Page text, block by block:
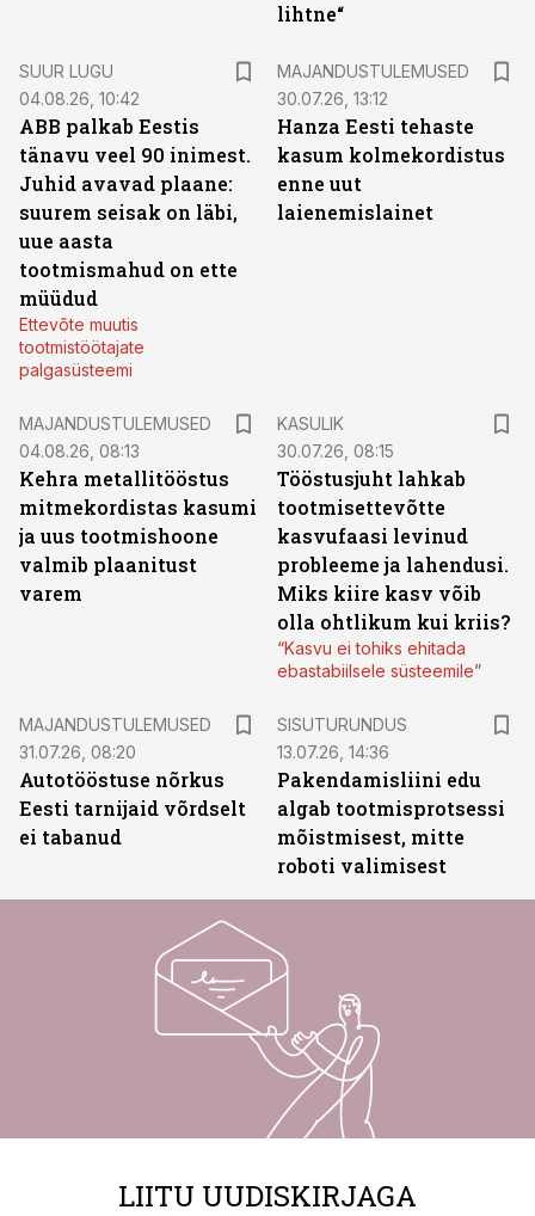
lihtne“
SUUR LUGU
04.08.26, 10:42
ABB palkab Eestis
tänavu veel 90 inimest.
Juhid avavad plaane:
suurem seisak on läbi,
uue aasta
tootmismahud on ette
müüdud
Ettevõte muutis
tootmistöötajate
palgasüsteemi
MAJANDUSTULEMUSED
30.07.26, 13:12
Hanza Eesti tehaste
kasum kolmekordistus
enne uut
laienemislainet
MAJANDUSTULEMUSED
04.08.26, 08:13
Kehra metallitööstus
mitmekordistas kasumi
ja uus tootmishoone
valmib plaanitust
varem
KASULIK
30.07.26, 08:15
Tööstusjuht lahkab
tootmisettevõtte
kasvufaasi levinud
probleeme ja lahendusi.
Miks kiire kasv võib
olla ohtlikum kui kriis?
“Kasvu ei tohiks ehitada
ebastabiilsele süsteemile”
MAJANDUSTULEMUSED
31.07.26, 08:20
Autotööstuse nõrkus
Eesti tarnijaid võrdselt
ei tabanud
SISUTURUNDUS
13.07.26, 14:36
Pakendamisliini edu
algab tootmisprotsessi
mõistmisest, mitte
roboti valimisest
LIITU UUDISKIRJAGA